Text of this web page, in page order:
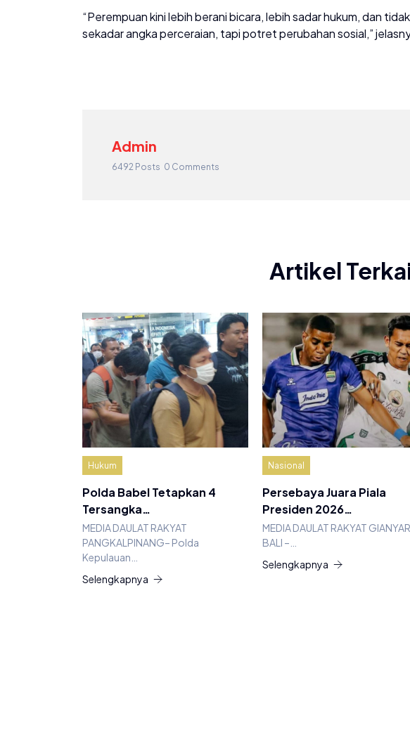
“Perempuan kini lebih berani bicara, lebih sadar hukum, dan
sekadar angka perceraian, tapi potret perubahan sosial,”
Admin
6492 Posts 0 Comments
Artikel
Hukum
Polda Babel Tetapkan 4
Tersangka…
MEDIA DAULAT RAKYAT
PANGKALPINANG– Polda
Kepulauan…
Selengkapnya
Nasional
Persebaya Juara Piala
Presiden 2026…
MEDIA DAULAT RAKYAT GIANYAR
BALI –…
Selengkapnya